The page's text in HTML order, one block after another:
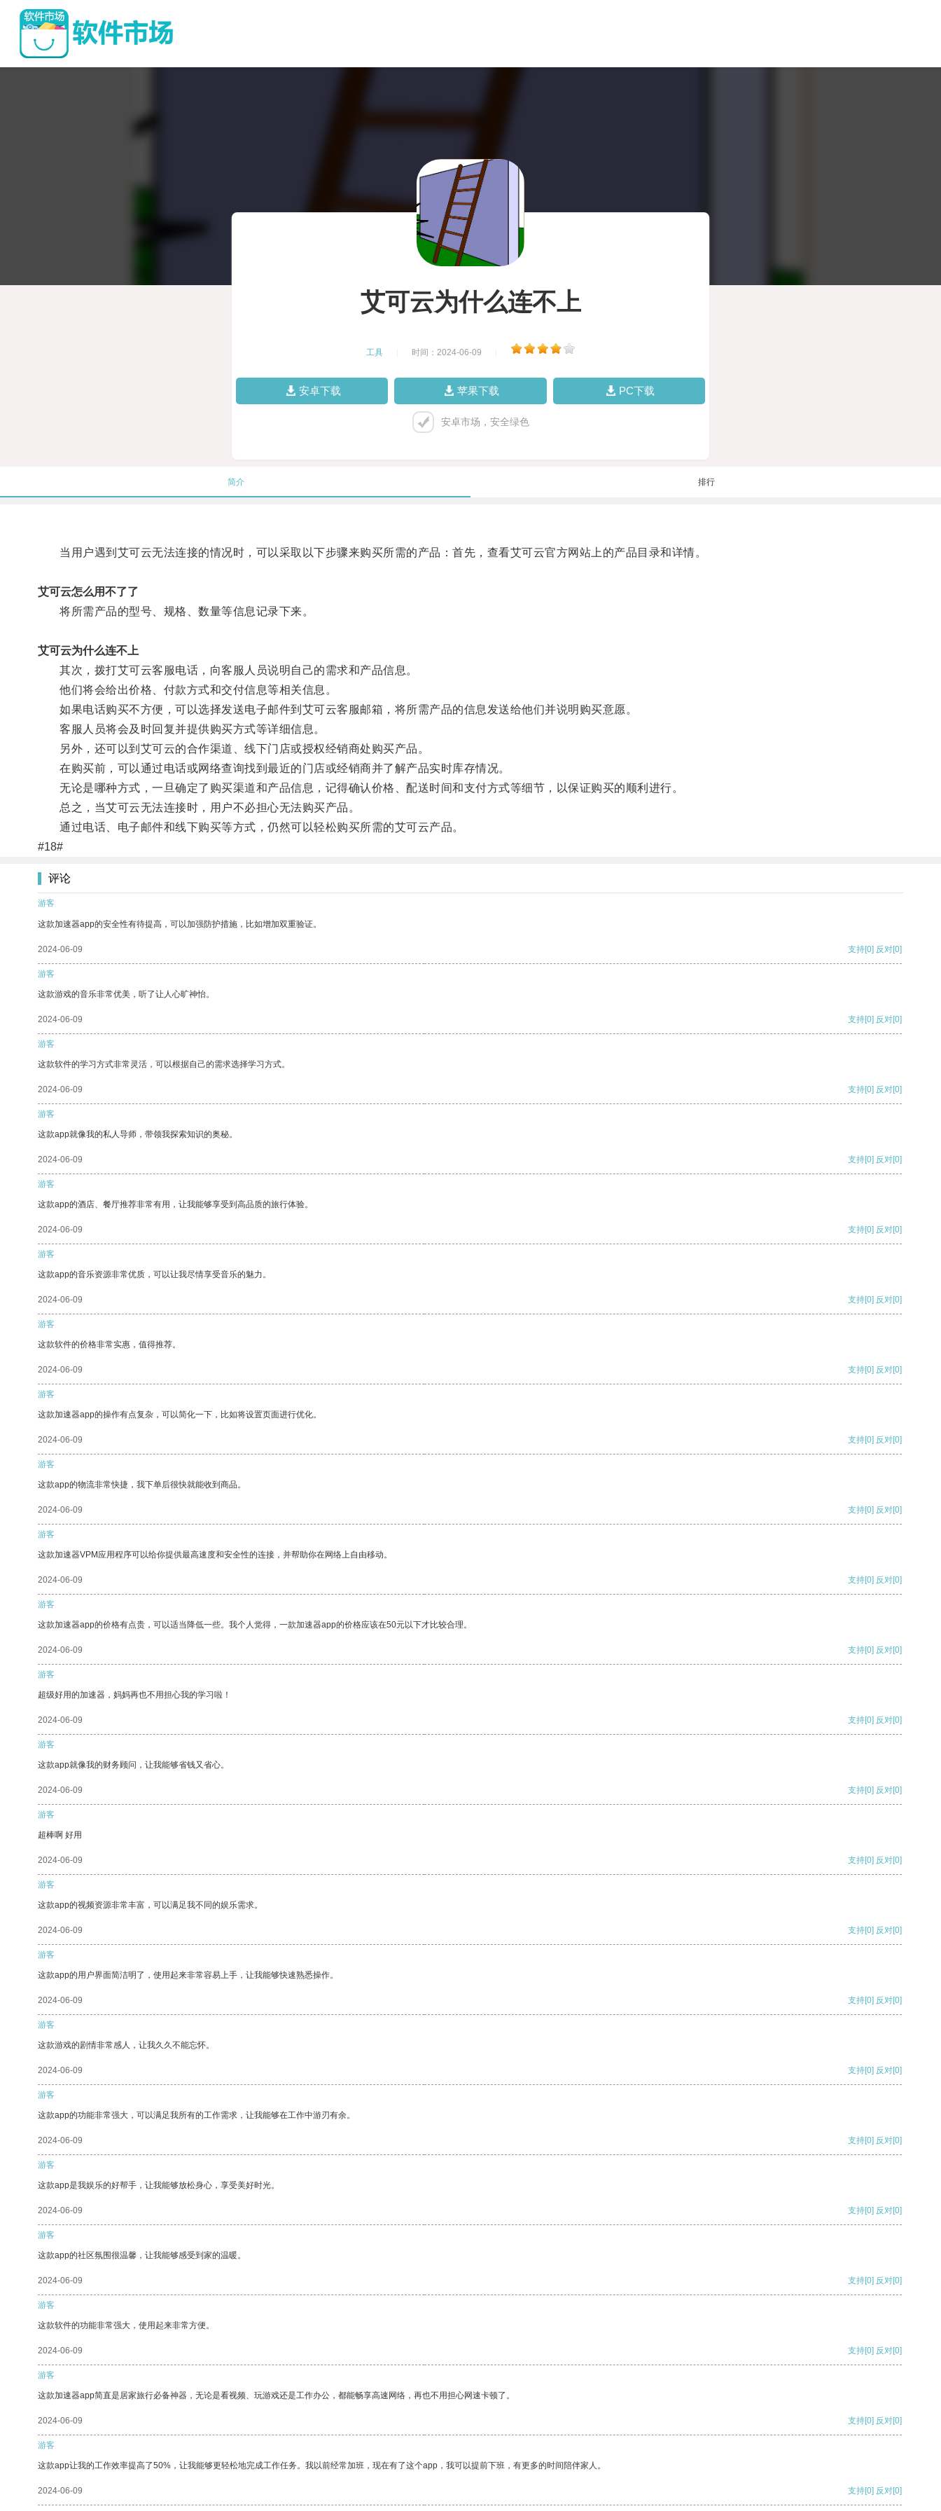
艾可云为什么连不上
工具 时间：2024-06-09
安卓下载 苹果下载 PC下载
安卓市场，安全绿色
简介 排行
当用户遇到艾可云无法连接的情况时，可以采取以下步骤来购买所需的产品：首先，查看艾可云官方网站上的产品目录和详情。
艾可云怎么用不了了
将所需产品的型号、规格、数量等信息记录下来。
艾可云为什么连不上
其次，拨打艾可云客服电话，向客服人员说明自己的需求和产品信息。
他们将会给出价格、付款方式和交付信息等相关信息。
如果电话购买不方便，可以选择发送电子邮件到艾可云客服邮箱，将所需产品的信息发送给他们并说明购买意愿。
客服人员将会及时回复并提供购买方式等详细信息。
另外，还可以到艾可云的合作渠道、线下门店或授权经销商处购买产品。
在购买前，可以通过电话或网络查询找到最近的门店或经销商并了解产品实时库存情况。
无论是哪种方式，一旦确定了购买渠道和产品信息，记得确认价格、配送时间和支付方式等细节，以保证购买的顺利进行。
总之，当艾可云无法连接时，用户不必担心无法购买产品。
通过电话、电子邮件和线下购买等方式，仍然可以轻松购买所需的艾可云产品。
#18#
评论
游客
这款加速器app的安全性有待提高，可以加强防护措施，比如增加双重验证。
2024-06-09 支持[0] 反对[0]
游客
这款游戏的音乐非常优美，听了让人心旷神怡。
2024-06-09 支持[0] 反对[0]
游客
这款软件的学习方式非常灵活，可以根据自己的需求选择学习方式。
2024-06-09 支持[0] 反对[0]
游客
这款app就像我的私人导师，带领我探索知识的奥秘。
2024-06-09 支持[0] 反对[0]
游客
这款app的酒店、餐厅推荐非常有用，让我能够享受到高品质的旅行体验。
2024-06-09 支持[0] 反对[0]
游客
这款app的音乐资源非常优质，可以让我尽情享受音乐的魅力。
2024-06-09 支持[0] 反对[0]
游客
这款软件的价格非常实惠，值得推荐。
2024-06-09 支持[0] 反对[0]
游客
这款加速器app的操作有点复杂，可以简化一下，比如将设置页面进行优化。
2024-06-09 支持[0] 反对[0]
游客
这款app的物流非常快捷，我下单后很快就能收到商品。
2024-06-09 支持[0] 反对[0]
游客
这款加速器VPM应用程序可以给你提供最高速度和安全性的连接，并帮助你在网络上自由移动。
2024-06-09 支持[0] 反对[0]
游客
这款加速器app的价格有点贵，可以适当降低一些。我个人觉得，一款加速器app的价格应该在50元以下才比较合理。
2024-06-09 支持[0] 反对[0]
游客
超级好用的加速器，妈妈再也不用担心我的学习啦！
2024-06-09 支持[0] 反对[0]
游客
这款app就像我的财务顾问，让我能够省钱又省心。
2024-06-09 支持[0] 反对[0]
游客
超棒啊 好用
2024-06-09 支持[0] 反对[0]
游客
这款app的视频资源非常丰富，可以满足我不同的娱乐需求。
2024-06-09 支持[0] 反对[0]
游客
这款app的用户界面简洁明了，使用起来非常容易上手，让我能够快速熟悉操作。
2024-06-09 支持[0] 反对[0]
游客
这款游戏的剧情非常感人，让我久久不能忘怀。
2024-06-09 支持[0] 反对[0]
游客
这款app的功能非常强大，可以满足我所有的工作需求，让我能够在工作中游刃有余。
2024-06-09 支持[0] 反对[0]
游客
这款app是我娱乐的好帮手，让我能够放松身心，享受美好时光。
2024-06-09 支持[0] 反对[0]
游客
这款app的社区氛围很温馨，让我能够感受到家的温暖。
2024-06-09 支持[0] 反对[0]
游客
这款软件的功能非常强大，使用起来非常方便。
2024-06-09 支持[0] 反对[0]
游客
这款加速器app简直是居家旅行必备神器，无论是看视频、玩游戏还是工作办公，都能畅享高速网络，再也不用担心网速卡顿了。
2024-06-09 支持[0] 反对[0]
游客
这款app让我的工作效率提高了50%，让我能够更轻松地完成工作任务。我以前经常加班，现在有了这个app，我可以提前下班，有更多的时间陪伴家人。
2024-06-09 支持[0] 反对[0]